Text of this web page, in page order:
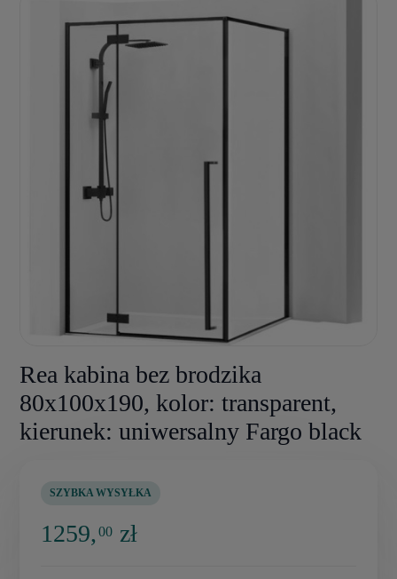
Rea kabina bez brodzika
80x100x190, kolor: transparent,
kierunek: uniwersalny Fargo black
SZYBKA WYSYŁKA
1259,00 zł